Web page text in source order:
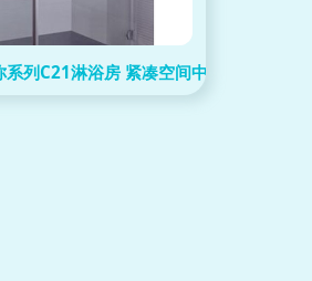
系列C21淋浴房 紧凑空间中的豪华沐浴体